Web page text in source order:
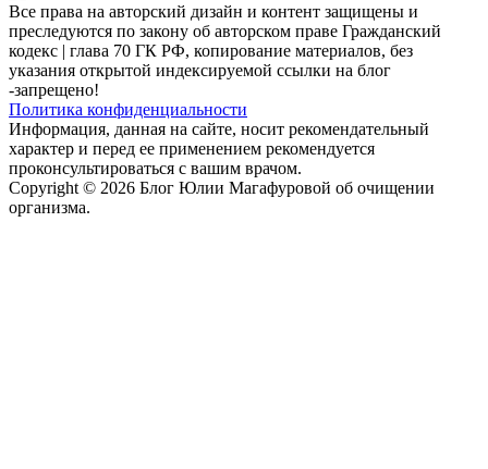
Все права на авторский дизайн и контент защищены и
преследуются по закону об авторском праве Гражданский
кодекс | глава 70 ГК РФ, копирование материалов, без
указания открытой индексируемой ссылки на блог
-запрещено!
Политика конфиденциальности
Информация, данная на сайте, носит рекомендательный
характер и перед ее применением рекомендуется
проконсультироваться с вашим врачом.
Copyright © 2026 Блог Юлии Магафуровой об очищении
организма.